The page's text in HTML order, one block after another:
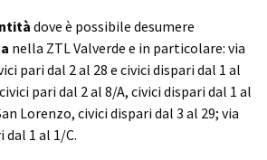
dove è possibile desumere
nella ZTL Valverde e in particolare: via
pari dal 2 al 28 e civici dispari dal 1 al
pari dal 2 al 8/A, civici dispari dal 1 al
Lorenzo, civici dispari dal 3 al 29; via
dal 1 al 1/C.